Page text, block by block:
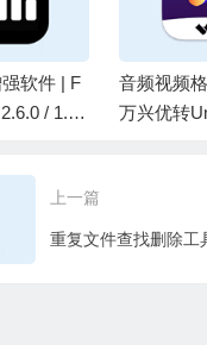
软件 | F
/ 1.2.
音频视频
万兴优转
上一篇